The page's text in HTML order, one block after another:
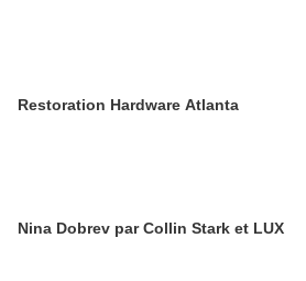
Restoration Hardware Atlanta
Nina Dobrev par Collin Stark et LUX